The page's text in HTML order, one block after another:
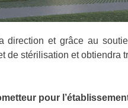
et grâce au
stérilisation et obtiendra
pour